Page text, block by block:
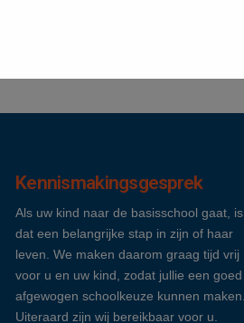
Kennismakingsgesprek
Als uw kind naar de basisschool gaat, is
dat een belangrijke stap in zijn of haar
leven. We maken daarom graag tijd vrij
voor u en uw kind, zodat jullie een goed
afgewogen schoolkeuze kunnen maken.
Uiteraard zijn wij bereikbaar voor u.